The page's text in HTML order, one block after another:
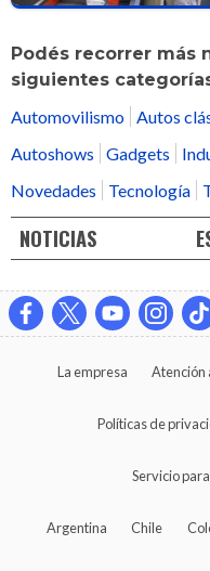
Podés recorrer más
siguientes
Automovilismo
Autos
Autoshows
Gadgets
Novedades
Tecnología
NOTICIAS
La empresa Atención
Políticas de
Servicio
Argentina Chile